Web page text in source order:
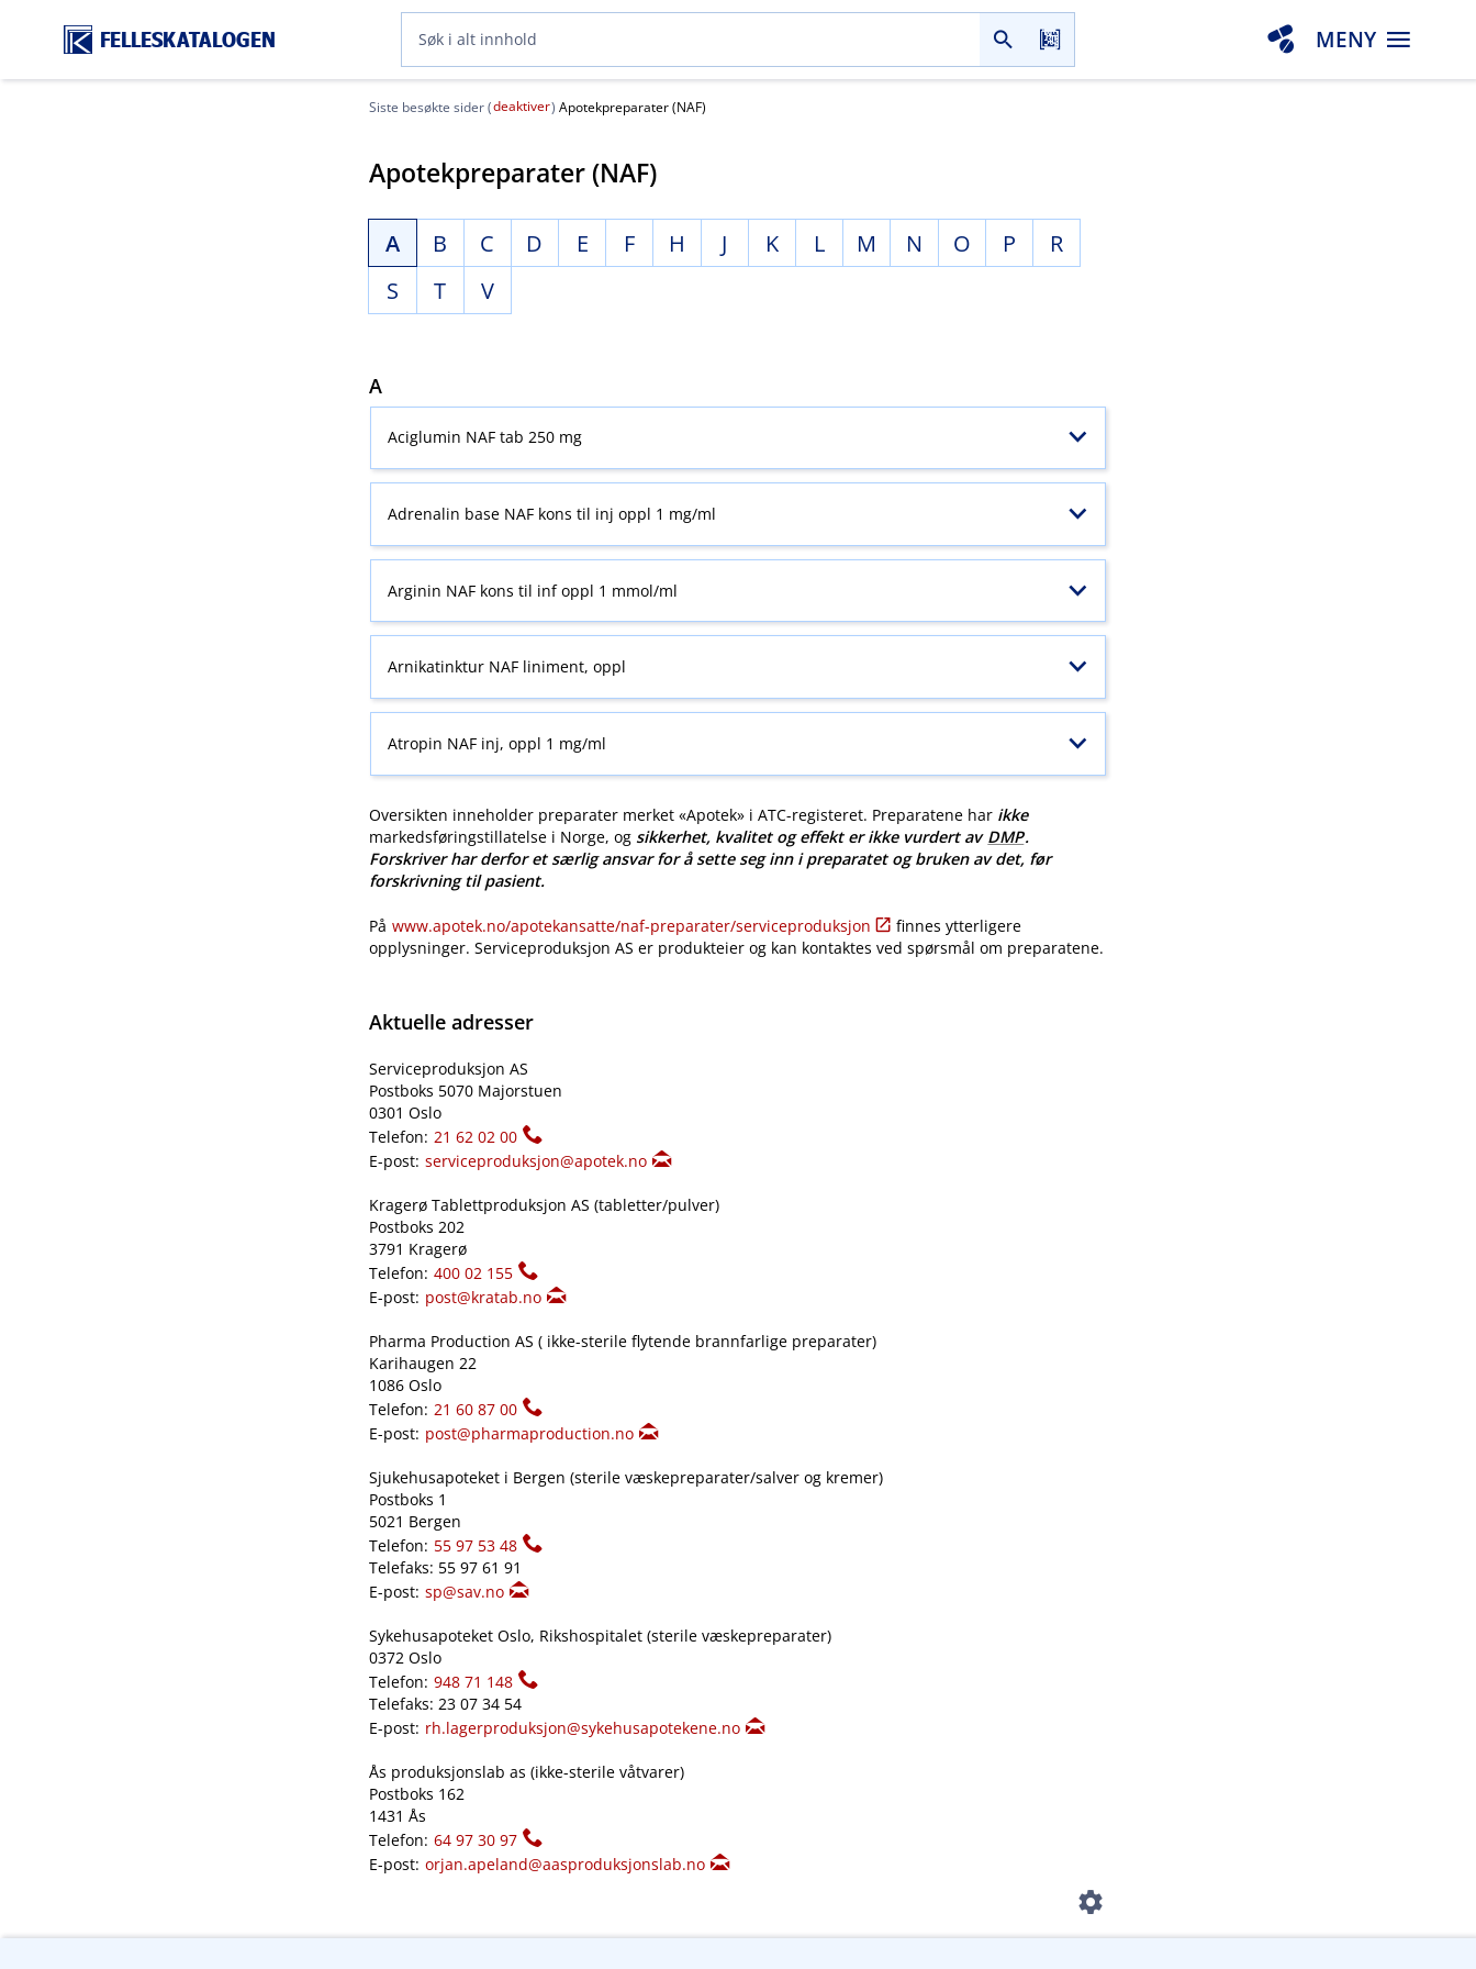
FELLESKATALOGEN MENY
Siste besøkte sider (deaktiver) Apotekpreparater (NAF)
Apotekpreparater (NAF)
A B C D E F H J K L M N O P
R
S
T V
A
Aciglumin NAF tab 250 mg
Adrenalin base NAF kons til inj oppl 1 mg/ml
Arginin NAF kons til inf oppl 1 mmol/ml
Arnikatinktur NAF liniment, oppl
Atropin NAF inj, oppl 1 mg/ml
Oversikten inneholder preparater merket «Apotek» i ATC-registeret. Preparatene har ikke
markedsføringstillatelse i Norge, og sikkerhet, kvalitet og effekt er ikke vurdert av DMP.
Forskriver har derfor et særlig ansvar for å sette seg inn i preparatet og bruken av det, før
forskrivning til pasient.
På www.apotek.no​/​apotekansatte​/​naf-preparater​/​serviceproduksjon
finnes ytterligere
opplysninger. Serviceproduksjon AS er produkteier og kan kontaktes ved spørsmål om preparatene.
Aktuelle adresser
Serviceproduksjon AS
Postboks 5070 Majorstuen
0301 Oslo
Telefon: 21 62 02 00
E-post: serviceproduksjon@apotek.no
Kragerø Tablettproduksjon AS (tabletter​/​pulver)
Postboks 202
3791 Kragerø
Telefon: 400 02 155
E-post: post@kratab.no
Pharma Production AS ( ikke-sterile flytende brannfarlige preparater)
Karihaugen 22
1086 Oslo
Telefon: 21 60 87 00
E-post: post@pharmaproduction.no
Sjukehusapoteket i Bergen (sterile væskepreparater​/​salver og kremer)
Postboks 1
5021 Bergen
Telefon: 55 97 53 48
Telefaks: 55 97 61 91
E-post: sp@sav.no
Sykehusapoteket Oslo, Rikshospitalet (sterile væskepreparater)
0372 Oslo
Telefon: 948 71 148
Telefaks: 23 07 34 54
E-post: rh.lagerproduksjon@sykehusapotekene.no
Ås produksjonslab as (ikke-sterile våtvarer)
Postboks 162
1431 Ås
Telefon: 64 97 30 97
E-post: orjan.apeland@aasproduksjonslab.no